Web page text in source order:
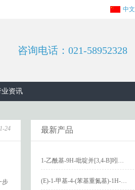
中文
咨询电话：021-58952328
业资讯
24
步
最新产品